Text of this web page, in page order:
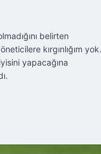
belirten
kırgınlığım yok.
yapacağına